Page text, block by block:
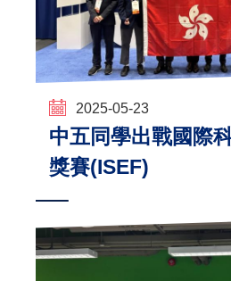
2025-05-23
中五同學出戰國際
獎賽(ISEF)